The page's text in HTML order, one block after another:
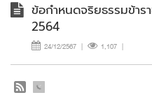
ข้อกำหนดจริยธรรมข้า
2564
24/12/2567 | 1,107 |